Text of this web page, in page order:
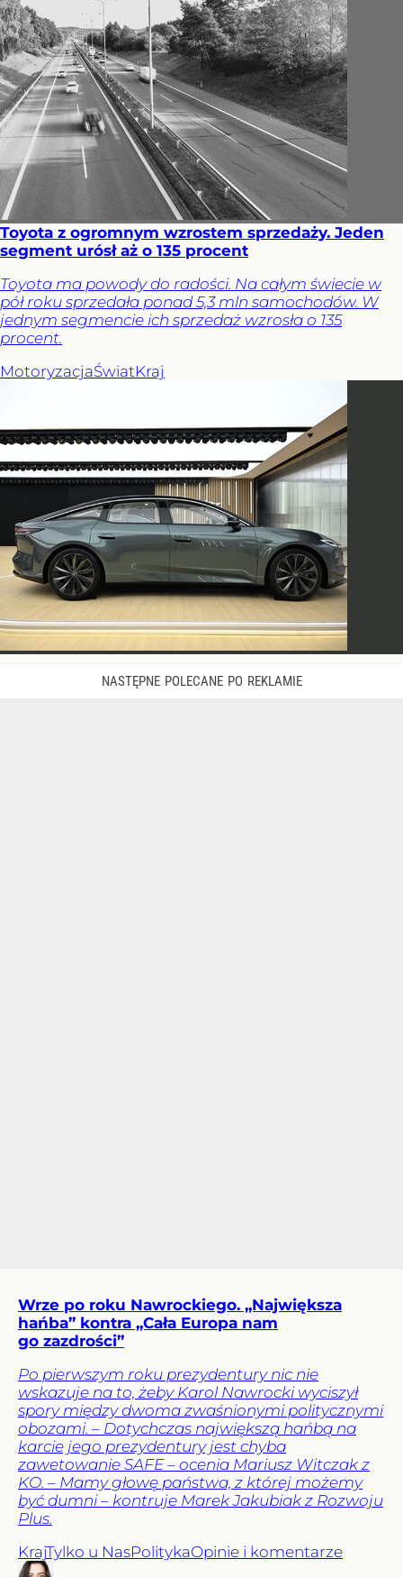
Toyota z ogromnym wzrostem sprzedaży. Jeden
segment urósł aż o 135 procent
Toyota ma powody do radości. Na całym świecie w
pół roku sprzedała ponad 5,3 mln samochodów. W
jednym segmencie ich sprzedaż wzrosła o 135
procent.
MotoryzacjaŚwiatKraj
Wrze po roku Nawrockiego. „Największa
hańba” kontra „Cała Europa nam
go zazdrości”
Po pierwszym roku prezydentury nic nie
wskazuje na to, żeby Karol Nawrocki wyciszył
spory między dwoma zwaśnionymi politycznymi
obozami. – Dotychczas największą hańbą na
karcie jego prezydentury jest chyba
zawetowanie SAFE – ocenia Mariusz Witczak z
KO. – Mamy głowę państwa, z której możemy
być dumni – kontruje Marek Jakubiak z Rozwoju
Plus.
KrajTylko u NasPolitykaOpinie i komentarze